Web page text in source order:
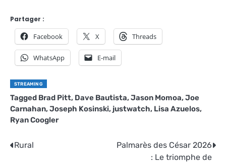
Partager :
Facebook X Threads
WhatsApp E-mail
STREAMING
Tagged Brad Pitt, Dave Bautista, Jason Momoa, Joe
Carnahan, Joseph Kosinski, justwatch, Lisa Azuelos,
Ryan Coogler
Navigation
Rural
Palmarès des César 2026
: Le triomphe de